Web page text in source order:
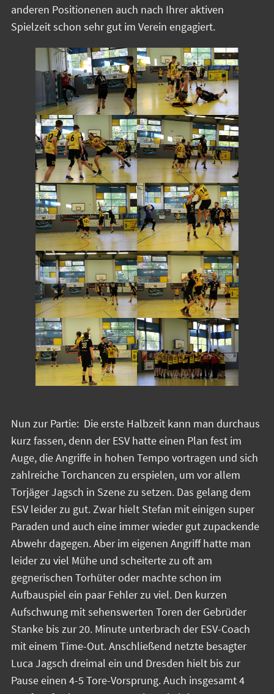
anderen Positionenen auch nach Ihrer aktiven
Spielzeit schon sehr gut im Verein engagiert.
Nun zur Partie: Die erste Halbzeit kann man durchaus
kurz fassen, denn der ESV hatte einen Plan fest im
Auge, die Angriffe in hohen Tempo vortragen und sich
zahlreiche Torchancen zu erspielen, um vor allem
Torjäger Jagsch in Szene zu setzen. Das gelang dem
ESV leider zu gut. Zwar hielt Stefan mit einigen super
Paraden und auch eine immer wieder gut zupackende
Abwehr dagegen. Aber im eigenen Angriff hatte man
leider zu viel Mühe und scheiterte zu oft am
gegnerischen Torhüter oder machte schon im
Aufbauspiel ein paar Fehler zu viel. Den kurzen
Aufschwung mit sehenswerten Toren der Gebrüder
Stanke bis zur 20. Minute unterbrach der ESV-Coach
mit einem Time-Out. Anschließend netzte besagter
Luca Jagsch dreimal ein und Dresden hielt bis zur
Pause einen 4-5 Tore-Vorsprung. Auch insgesamt 4